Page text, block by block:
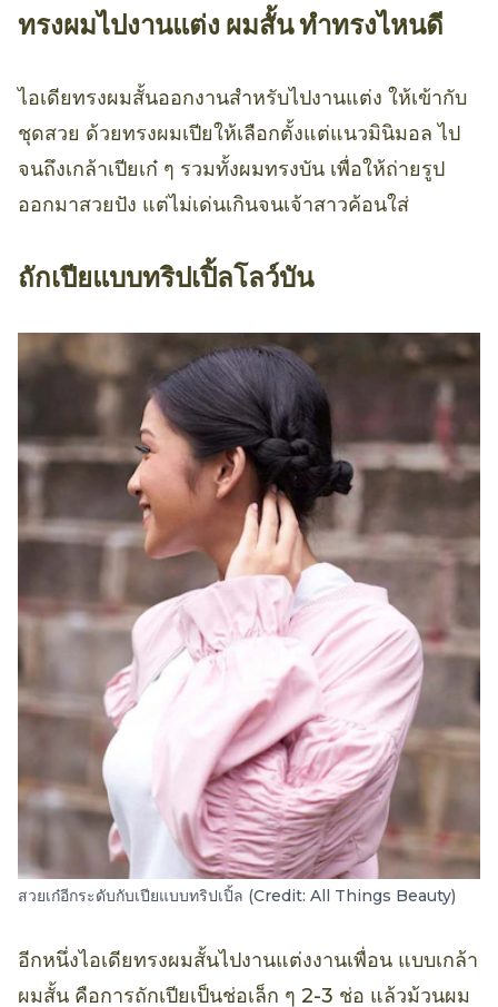
ทรงผมไปงานแต่ง ผมสั้น ทำทรงไหนดี
ไอเดียทรงผมสั้นออกงานสำหรับไปงานแต่ง ให้เข้ากับ
ชุดสวย ด้วยทรงผมเปียให้เลือกตั้งแต่แนวมินิมอล ไป
จนถึงเกล้าเปียเก๋ ๆ รวมทั้งผมทรงบัน เพื่อให้ถ่ายรูป
ออกมาสวยปัง แต่ไม่เด่นเกินจนเจ้าสาวค้อนใส่
ถักเปียแบบทริปเปิ้ลโลว์บัน
สวยเก๋อีกระดับกับเปียแบบทริปเปิ้ล (Credit: All Things Beauty)
อีกหนึ่งไอเดียทรงผมสั้นไปงานแต่งงานเพื่อน แบบเกล้า
ผมสั้น คือการถักเปียเป็นช่อเล็ก ๆ 2-3 ช่อ แล้วม้วนผม